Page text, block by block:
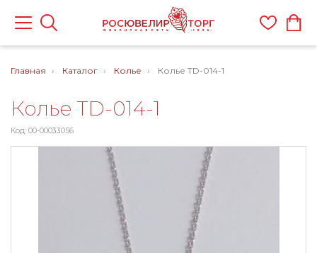
Главная Каталог Колье Колье TD-014-1
Колье TD-014-1
Код: 00-00033056